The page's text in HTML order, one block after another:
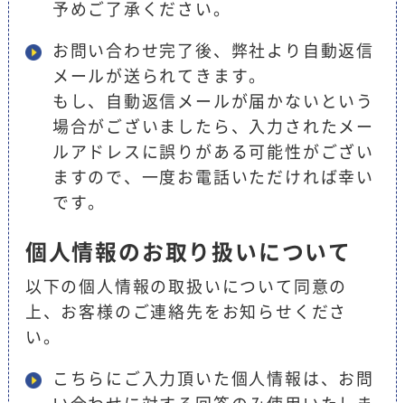
予めご了承ください。
お問い合わせ完了後、弊社より自動返信
メールが送られてきます。
もし、自動返信メールが届かないという
場合がございましたら、入力されたメー
ルアドレスに誤りがある可能性がござい
ますので、一度お電話いただければ幸い
です。
個人情報のお取り扱いについて
以下の個人情報の取扱いについて同意の
上、お客様のご連絡先をお知らせくださ
い。
こちらにご入力頂いた個人情報は、お問